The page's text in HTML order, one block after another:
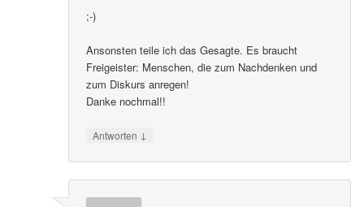
;-)
Ansonsten teile ich das Gesagte. Es braucht
Freigeister: Menschen, die zum Nachdenken und
zum Diskurs anregen!
Danke nochmal!!
Antworten ↓